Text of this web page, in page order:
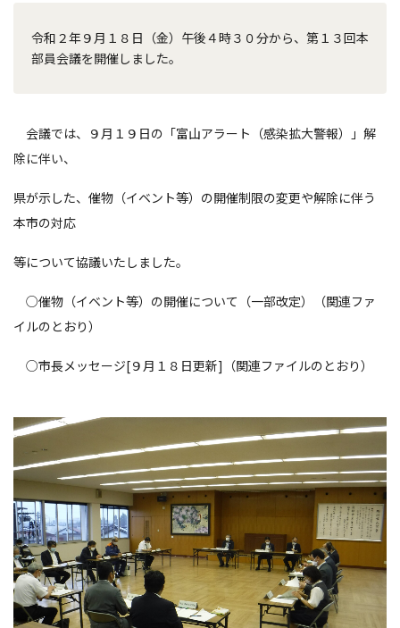
令和２年９月１８日（金）午後４時３０分から、第１３回本
部員会議を開催しました。
会議では、９月１９日の「富山アラート（感染拡大警報）」解
除に伴い、
県が示した、催物（イベント等）の開催制限の変更や解除に伴う
本市の対応
等について協議いたしました。
○催物（イベント等）の開催について（一部改定）（関連ファ
イルのとおり）
○市長メッセージ[９月１８日更新]（関連ファイルのとおり）